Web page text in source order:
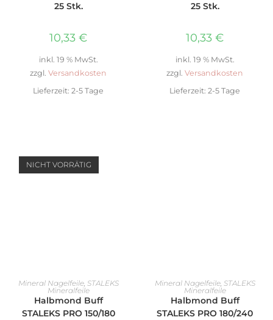
25 Stk.
10,33 €
inkl. 19 % MwSt.
zzgl. Versandkosten
Lieferzeit: 2-5 Tage
25 Stk.
10,33 €
inkl. 19 % MwSt.
zzgl. Versandkosten
Lieferzeit: 2-5 Tage
NICHT VORRÄTIG
WEITERLESEN
Mineral Nagelfeile, STALEKS
Mineralfeile
Halbmond Buff
STALEKS PRO 150/180
IN DEN WARENKORB
Mineral Nagelfeile, STALEKS
Mineralfeile
Halbmond Buff
STALEKS PRO 180/240